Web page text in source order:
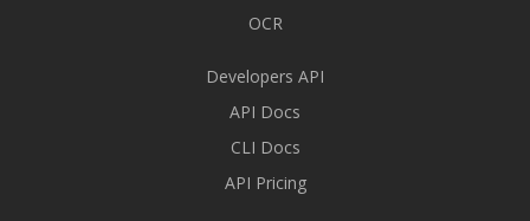
OCR
Developers API
API Docs
CLI Docs
API Pricing